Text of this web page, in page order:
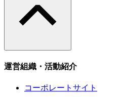
運営組織・活動紹介
コーポレートサイト